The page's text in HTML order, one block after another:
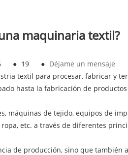
maquinaria textil?
● 19 ● Déjame un mensaje
textil para procesar, fabricar y
hasta la fabricación de
de tejido, equipos de
etc. a través de diferentes
de producción, sino que también